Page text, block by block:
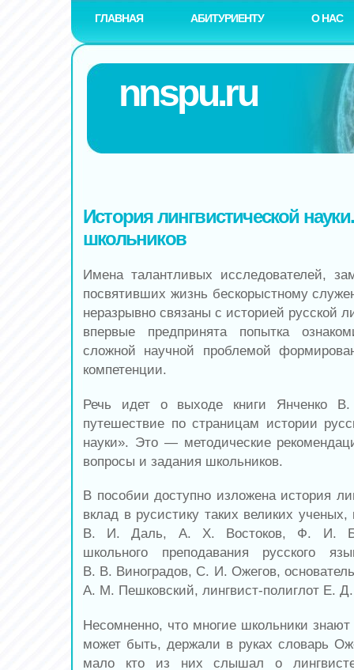
ГЛАВНАЯ АБИТУРИЕНТУ О НАС
nnspu.ru
История лингвистической
школьников
Имена талантливых исследователей,
посвятивших жизнь бескорыстному
неразрывно связаны с историей русской
впервые предпринята попытка
сложной научной проблемой
компетенции.
Речь идет о выходе книги Янченко В.
путешествие по страницам истории
науки». Это — методические
вопросы и задания школьников.
В пособии доступно изложена история
вклад в русистику таких великих
В. И. Даль, А. Х. Востоков, Ф. И.
школьного преподавания русского
В. В. Виноградов, С. И. Ожегов, основатель
А. М. Пешковский, лингвист-полиглот Е.
Несомненно, что многие школьники
может быть, держали в руках словарь
мало кто из них слышал о лингвисте-